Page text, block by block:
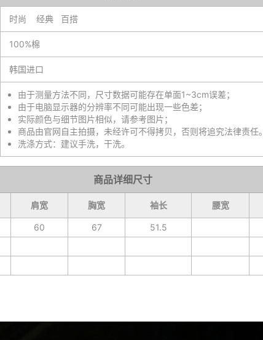
时尚 经典 百搭
100%棉
韩国进口
由于测量方法不同，尺寸数据可能存在单面1~3cm误差；
由于电脑显示器的分辨率不同可能出现一些色差；
实际颜色与细节图片相似，请参考图片；
商品由官网自主拍摄，未经许可不得拷贝，否则将追究法律责任。
洗涤方式：建议手洗，干洗。
商品详细尺寸
肩宽 胸宽 袖长 腰宽
60 67 51.5